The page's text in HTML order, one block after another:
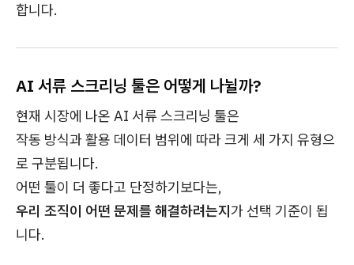
합니다.
AI 서류 스크리닝 툴은 어떻게 나뉠까?
현재 시장에 나온 AI 서류 스크리닝 툴은
작동 방식과 활용 데이터 범위에 따라 크게 세 가지 유형으
로 구분됩니다.
어떤 툴이 더 좋다고 단정하기보다는,
우리 조직이 어떤 문제를 해결하려는지가 선택 기준이 됩
니다.